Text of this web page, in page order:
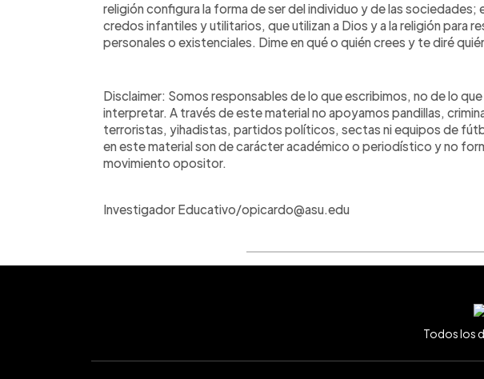
religión configura la forma de ser del individuo y de las
credos infantiles y utilitarios, que utilizan a Dios y a la religión para
personales o existenciales. Dime en qué o quién crees y te diré
Disclaimer: Somos responsables de lo que escribimos, no de lo
interpretar. A través de este material no apoyamos pandillas,
terroristas, yihadistas, partidos políticos, sectas ni equipos de
en este material son de carácter académico o periodístico y no
movimiento opositor.
Investigador Educativo/opicardo@asu.edu
Todos los